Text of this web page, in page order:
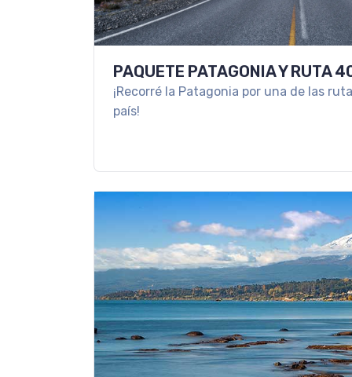
PAQUETE PATAGONIA Y RUTA
¡Recorré la Patagonia por una de las
país!